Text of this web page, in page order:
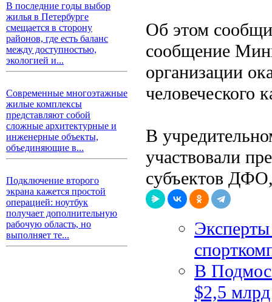
В последние годы выбор
жилья в Петербурге
смещается в сторону
районов, где есть баланс
между доступностью,
экологией и...
Современные многоэтажные
жилые комплексы
представляют собой
сложные архитектурные и
инженерные объекты,
объединяющие в...
Подключение второго
экрана кажется простой
операцией: ноутбук
получает дополнительную
рабочую область, но
выполняет те...
Об этом
сообщение
организации
человеческого
В
участвовали
субъектов
Эксперты
В
$2,5 млрд